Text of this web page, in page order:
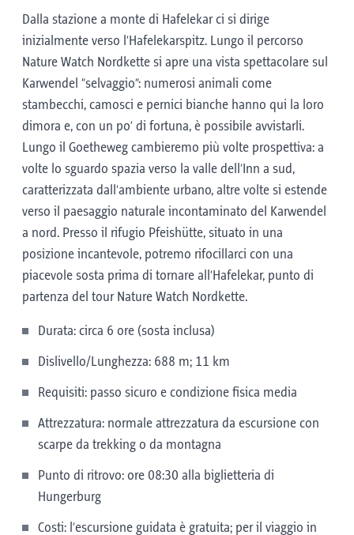
Dalla stazione a monte di Hafelekar ci si dirige
inizialmente verso l’Hafelekarspitz. Lungo il percorso
Nature Watch Nordkette si apre una vista spettacolare sul
Karwendel “selvaggio”: numerosi animali come
stambecchi, camosci e pernici bianche hanno qui la loro
dimora e, con un po’ di fortuna, è possibile avvistarli.
Lungo il Goetheweg cambieremo più volte prospettiva: a
volte lo sguardo spazia verso la valle dell’Inn a sud,
caratterizzata dall’ambiente urbano, altre volte si estende
verso il paesaggio naturale incontaminato del Karwendel
a nord. Presso il rifugio Pfeishütte, situato in una
posizione incantevole, potremo rifocillarci con una
piacevole sosta prima di tornare all’Hafelekar, punto di
partenza del tour Nature Watch Nordkette.
Durata: circa 6 ore (sosta inclusa)
Dislivello/Lunghezza: 688 m; 11 km
Requisiti: passo sicuro e condizione fisica media
Attrezzatura: normale attrezzatura da escursione con
scarpe da trekking o da montagna
Punto di ritrovo: ore 08:30 alla biglietteria di
Hungerburg
Costi: l’escursione guidata è gratuita; per il viaggio in